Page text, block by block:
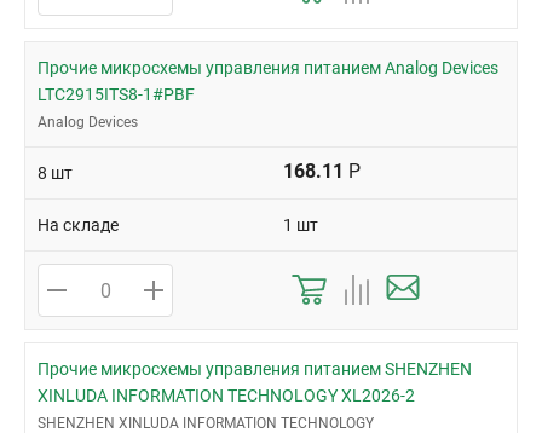
Прочие микросхемы управления питанием Analog Devices
LTC2915ITS8-1#PBF
Analog Devices
8 шт 168.11 Р
На складе 1 шт
Прочие микросхемы управления питанием SHENZHEN
XINLUDA INFORMATION TECHNOLOGY XL2026-2
SHENZHEN XINLUDA INFORMATION TECHNOLOGY